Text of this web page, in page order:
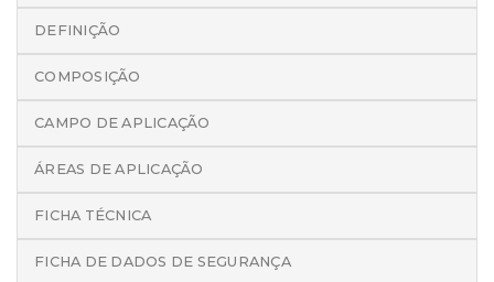
DEFINIÇÃO
COMPOSIÇÃO
CAMPO DE APLICAÇÃO
ÁREAS DE APLICAÇÃO
FICHA TÉCNICA
FICHA DE DADOS DE SEGURANÇA